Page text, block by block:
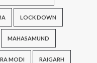
LOCK DOWN
MAHASAMUND
MODI RAIGARH